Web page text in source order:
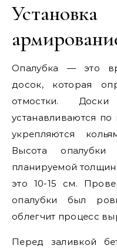
Опалубка — это
досок, которая
отмостки.
устанавливаются
укрепляются
Высота опалубки
планируемой
это 10-15 см.
опалубки был
облегчит процесс
Перед заливкой